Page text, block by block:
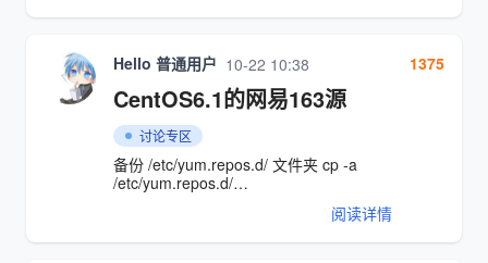
'mirrorlist.centos.org'"`，这通常是网络连
下几种解决方法： 1. **检查网络连接**：
确保你的服务器可以访问互联网。可以使
用 `ping 8.8.8.8` 来测试网络连接。 2. **
检查 DNS 配置**：查看 `/etc/resolv.conf`
文件，确保 DNS 服务器配置正确。可以
尝试添加 Google 的公共 DNS： ```
nameserver 8.8.8.8 nameserver 8.8.4.4
``` 3. **使用其他镜像源**：如果
`mirrorlist.centos.org` 不可用，可以手动
编辑 `/etc/yum.repos.d/CentOS-
Hello 普通用户 10-22 10:38
CentOS6.1的网易163源
讨论专区
备份 /etc/yum.repos.d/ 文件夹 cp -a
/etc/yum.repos.d/
/etc/yum.repos.d/* ; cp -af
阅读详情
1375